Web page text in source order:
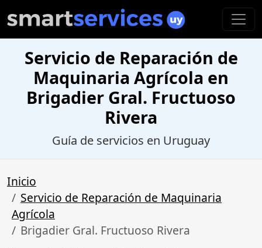
Servicio de Reparación de
Maquinaria Agrícola en
Brigadier Gral. Fructuoso
Rivera
Guía de servicios en Uruguay
Inicio
Servicio de Reparación de Maquinaria
Agrícola
Brigadier Gral. Fructuoso Rivera